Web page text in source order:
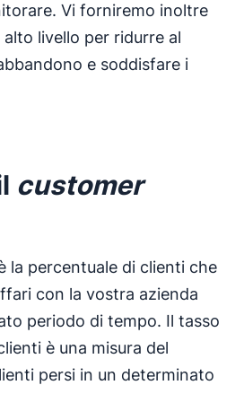
Vi forniremo inoltre
livello per ridurre al
e soddisfare i
customer
la percentuale di clienti che
con la vostra azienda
periodo di tempo. Il tasso
è una misura del
persi in un determinato